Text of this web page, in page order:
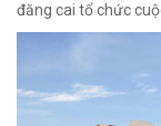
đăng cai tổ chức